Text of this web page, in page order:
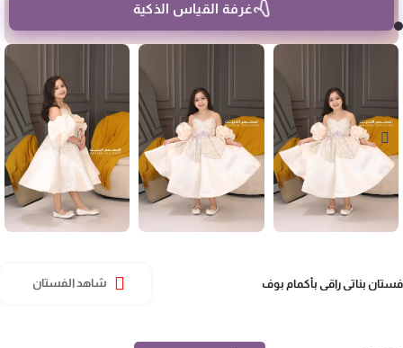
غرفة القياس الذكية
بناتي راقي بأكمام بوف شاهد الفستان